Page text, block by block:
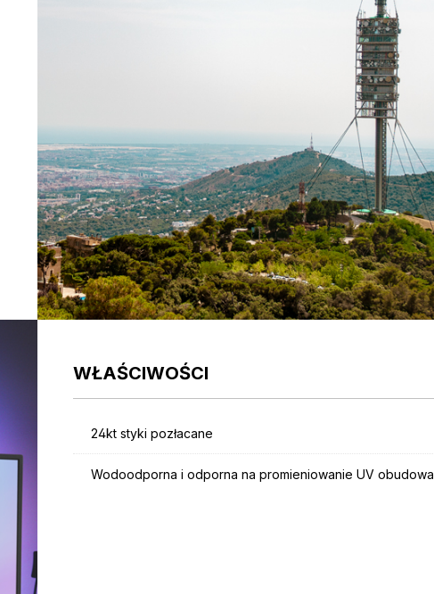
WŁAŚCIWOŚCI
24kt styki pozłacane
Wodoodporna i odporna na promieniowanie UV obudowa